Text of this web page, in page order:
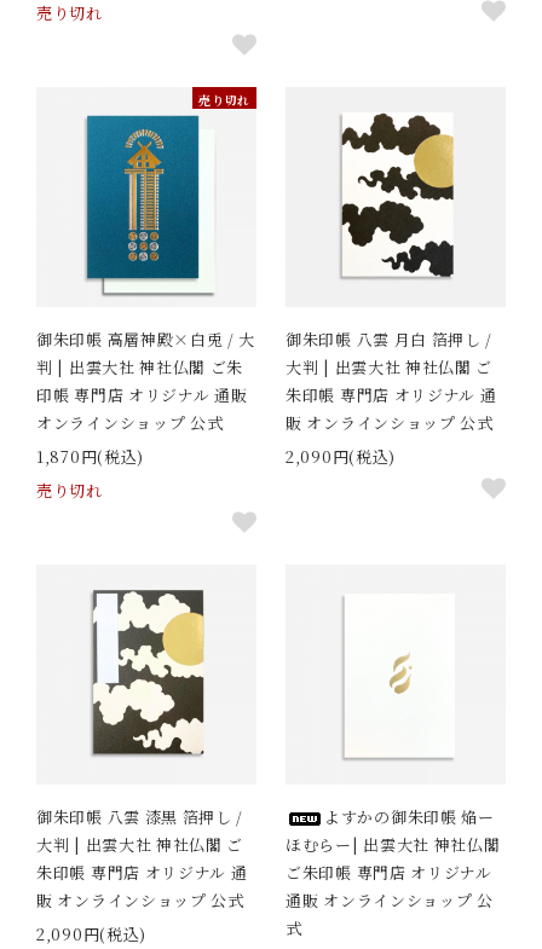
売り切れ
売り切れ
御朱印帳 高層神殿×白兎 / 大
判 | 出雲大社 神社仏閣 ご朱
印帳 専門店 オリジナル 通販
オンラインショップ 公式
1,870円(税込)
売り切れ
御朱印帳 八雲 月白 箔押し /
大判 | 出雲大社 神社仏閣 ご
朱印帳 専門店 オリジナル 通
販 オンラインショップ 公式
2,090円(税込)
御朱印帳 八雲 漆黒 箔押し /
大判 | 出雲大社 神社仏閣 ご
朱印帳 専門店 オリジナル 通
販 オンラインショップ 公式
2,090円(税込)
よすかの御朱印帳 焔ー
ほむらー| 出雲大社 神社仏閣
ご朱印帳 専門店 オリジナル
通販 オンラインショップ 公
式